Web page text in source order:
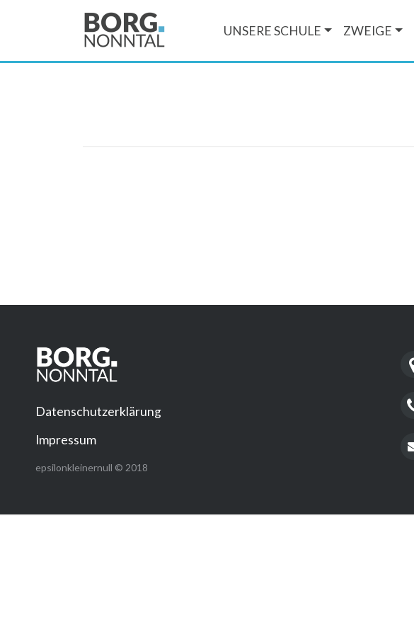
UNSERE SCHULE ZWEIGE
Datenschutzerklärung
Impressum
epsilonkleinernull © 2018